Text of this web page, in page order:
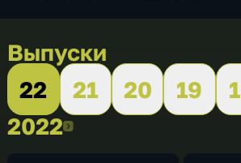
Выпуски
22
21 20 19
20222022